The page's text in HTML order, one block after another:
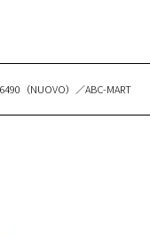
（NUOVO）／ABC-MART